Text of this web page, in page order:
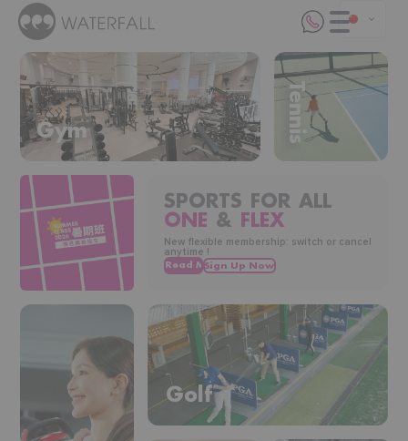
Gym Tennis
SPORTS FOR ALL
ONE & FLEX
New flexible membership: switch or cancel
anytime !
Golf